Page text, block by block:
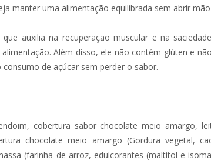
manter uma alimentação equilibrada sem abrir
auxilia na recuperação muscular e na
Além disso, ele não contém glúten e
de açúcar sem perder o sabor.
cobertura sabor chocolate meio amargo,
chocolate meio amargo (Gordura vegetal,
(farinha de arroz, edulcorantes (maltitol e